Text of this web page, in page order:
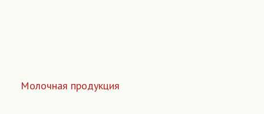
Молочная продукция